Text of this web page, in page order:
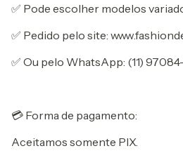
✅ Pode escolher modelos
✅ Pedido pelo site:
✅ Ou pelo WhatsApp: (11)
💳 Forma de pagamento:
Aceitamos somente PIX.